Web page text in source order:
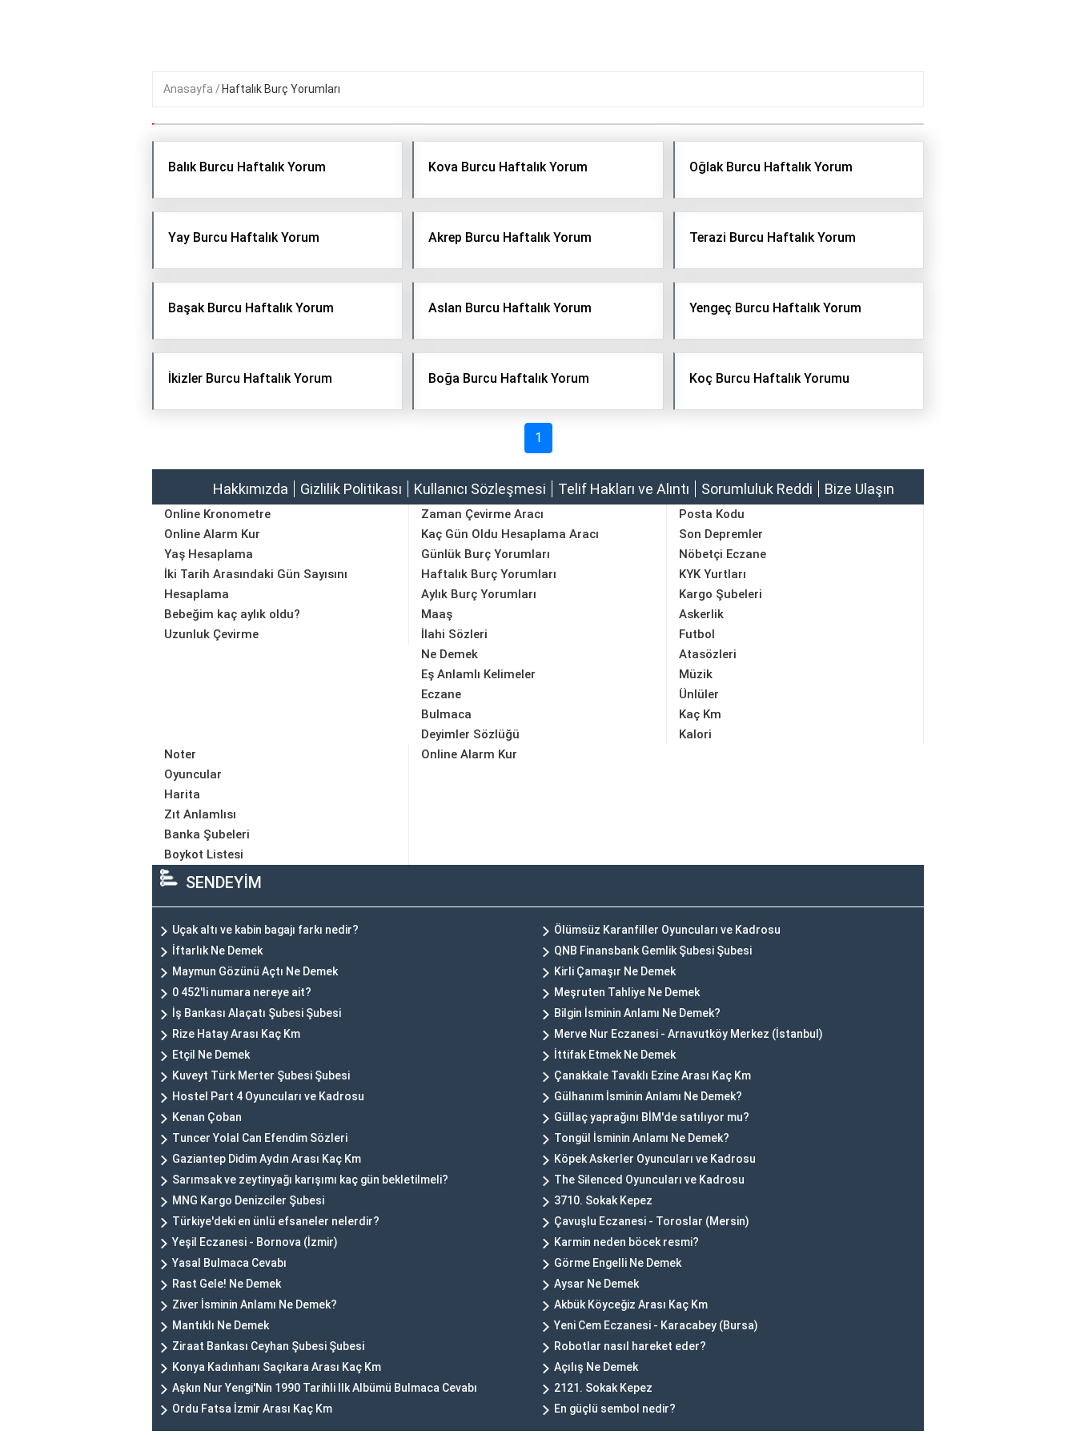
Anasayfa Haftalık Burç Yorumları
Balık Burcu Haftalık Yorum Kova Burcu Haftalık Yorum Oğlak Burcu Haftalık Yorum
Yay Burcu Haftalık Yorum Akrep Burcu Haftalık Yorum Terazi Burcu Haftalık Yorum
Başak Burcu Haftalık Yorum Aslan Burcu Haftalık Yorum Yengeç Burcu Haftalık Yorum
İkizler Burcu Haftalık Yorum Boğa Burcu Haftalık Yorum Koç Burcu Haftalık Yorumu
1
Hakkımızda Gizlilik Politikası Kullanıcı Sözleşmesi Telif Hakları ve Alıntı Sorumluluk Reddi Bize Ulaşın
Online Kronometre
Online Alarm Kur
Yaş Hesaplama
İki Tarih Arasındaki Gün Sayısını
Hesaplama
Bebeğim kaç aylık oldu?
Uzunluk Çevirme
Zaman Çevirme Aracı
Kaç Gün Oldu Hesaplama Aracı
Günlük Burç Yorumları
Haftalık Burç Yorumları
Aylık Burç Yorumları
Maaş
Posta Kodu
Son Depremler
Nöbetçi Eczane
KYK Yurtları
Kargo Şubeleri
Askerlik
İlahi Sözleri
Ne Demek
Eş Anlamlı Kelimeler
Eczane
Bulmaca
Deyimler Sözlüğü
Futbol
Atasözleri
Müzik
Ünlüler
Kaç Km
Kalori
Noter
Oyuncular
Harita
Zıt Anlamlısı
Banka Şubeleri
Boykot Listesi
Online Alarm Kur
SENDEYİM
Uçak altı ve kabin bagajı farkı nedir?
Ölümsüz Karanfiller Oyuncuları ve Kadrosu
İftarlık Ne Demek
QNB Finansbank Gemlik Şubesi Şubesi
Maymun Gözünü Açtı Ne Demek
Kirli Çamaşır Ne Demek
0 452'li numara nereye ait?
Meşruten Tahliye Ne Demek
İş Bankası Alaçatı Şubesi Şubesi
Bilgin İsminin Anlamı Ne Demek?
Rize Hatay Arası Kaç Km
Merve Nur Eczanesi - Arnavutköy Merkez (İstanbul)
Etçil Ne Demek
İttifak Etmek Ne Demek
Kuveyt Türk Merter Şubesi Şubesi
Çanakkale Tavaklı Ezine Arası Kaç Km
Hostel Part 4 Oyuncuları ve Kadrosu
Gülhanım İsminin Anlamı Ne Demek?
Kenan Çoban
Güllaç yaprağını BİM'de satılıyor mu?
Tuncer Yolal Can Efendim Sözleri
Tongül İsminin Anlamı Ne Demek?
Gaziantep Didim Aydın Arası Kaç Km
Köpek Askerler Oyuncuları ve Kadrosu
Sarımsak ve zeytinyağı karışımı kaç gün bekletilmeli?
The Silenced Oyuncuları ve Kadrosu
MNG Kargo Denizciler Şubesi
3710. Sokak Kepez
Türkiye'deki en ünlü efsaneler nelerdir?
Çavuşlu Eczanesi - Toroslar (Mersin)
Yeşil Eczanesi - Bornova (İzmir)
Karmin neden böcek resmi?
Yasal Bulmaca Cevabı
Görme Engelli Ne Demek
Rast Gele! Ne Demek
Aysar Ne Demek
Ziver İsminin Anlamı Ne Demek?
Akbük Köyceğiz Arası Kaç Km
Mantıklı Ne Demek
Yeni Cem Eczanesi - Karacabey (Bursa)
Ziraat Bankası Ceyhan Şubesi Şubesi
Robotlar nasıl hareket eder?
Konya Kadınhanı Saçıkara Arası Kaç Km
Açılış Ne Demek
Aşkın Nur Yengi'Nin 1990 Tarihli Ilk Albümü Bulmaca Cevabı
2121. Sokak Kepez
Ordu Fatsa İzmir Arası Kaç Km
En güçlü sembol nedir?